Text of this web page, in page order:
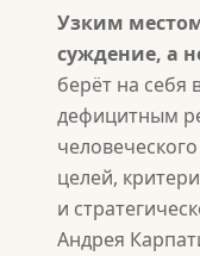
Узким
суждение, а
берёт на себя
дефицитным
целей,
и
Андрея